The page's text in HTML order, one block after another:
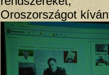
Oroszországot